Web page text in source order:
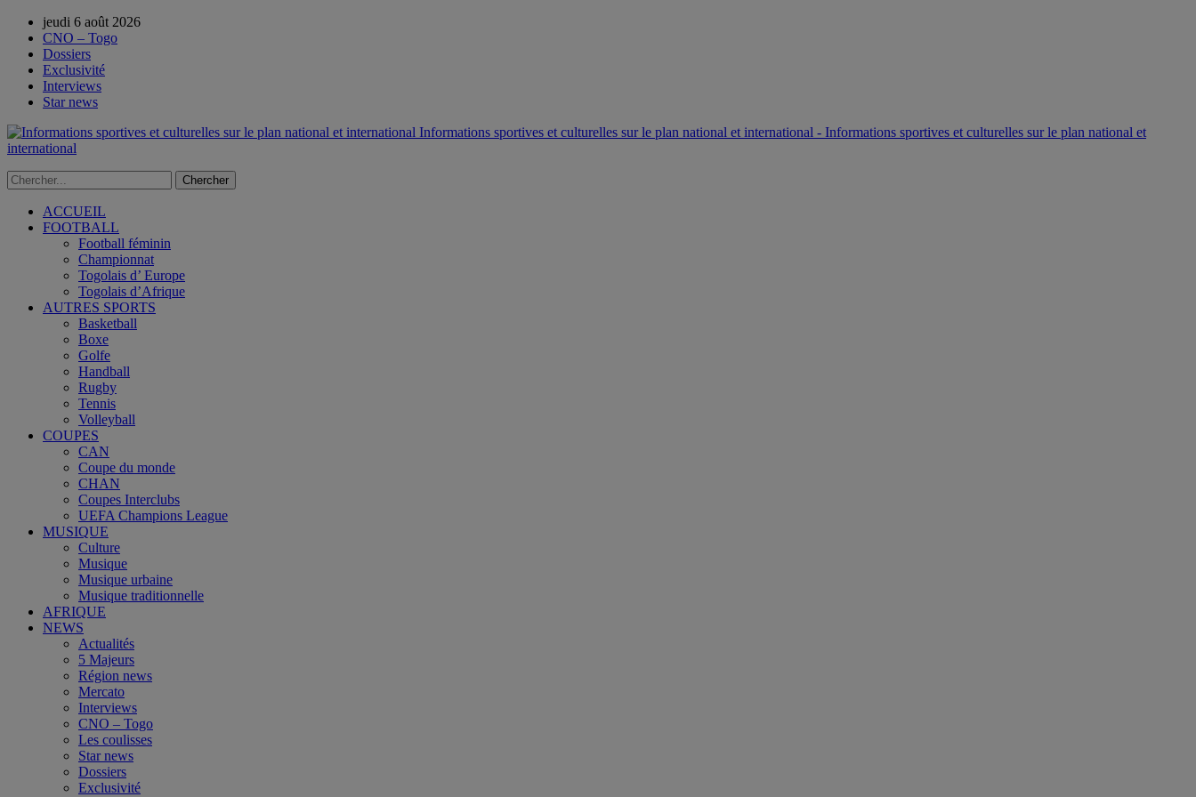
jeudi 6 août 2026
CNO – Togo
Dossiers
Exclusivité
Interviews
Star news
Informations sportives et culturelles sur le plan national et international - Informations sportives et culturelles sur le plan national et
international
ACCUEIL
FOOTBALL
Football féminin
Championnat
Togolais d’ Europe
Togolais d’Afrique
AUTRES SPORTS
Basketball
Boxe
Golfe
Handball
Rugby
Tennis
Volleyball
COUPES
CAN
Coupe du monde
CHAN
Coupes Interclubs
UEFA Champions League
MUSIQUE
Culture
Musique
Musique urbaine
Musique traditionnelle
AFRIQUE
NEWS
Actualités
5 Majeurs
Région news
Mercato
Interviews
CNO – Togo
Les coulisses
Star news
Dossiers
Exclusivité